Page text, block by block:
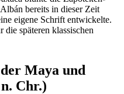
bereits in dieser Zeit
eigene Schrift entwickelte.
die späteren klassischen
Maya und
Chr.)